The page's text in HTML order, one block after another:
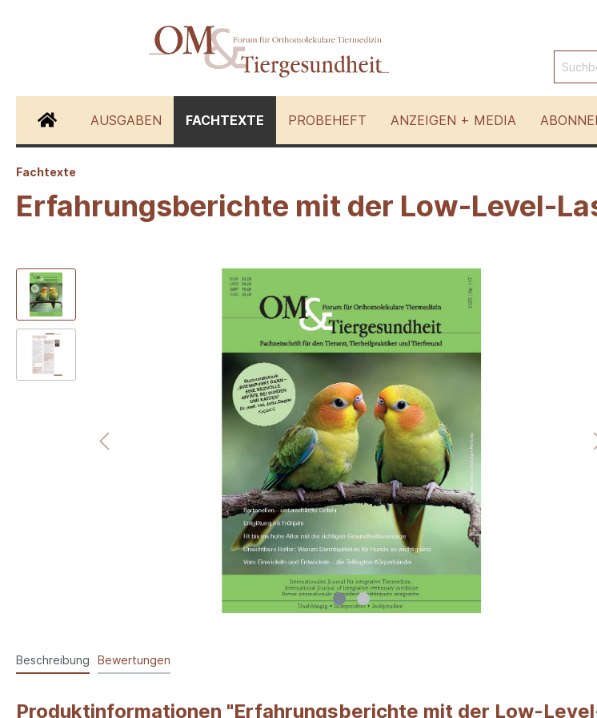
AUSGABEN FACHTEXTE PROBEHEFT ANZEIGEN + MEDIA
Schwein
Fachtexte
Erfahrungsberichte mit der Low-Level-
Beschreibung Bewertungen
Produktinformationen "Erfahrungsberichte mit der Low-